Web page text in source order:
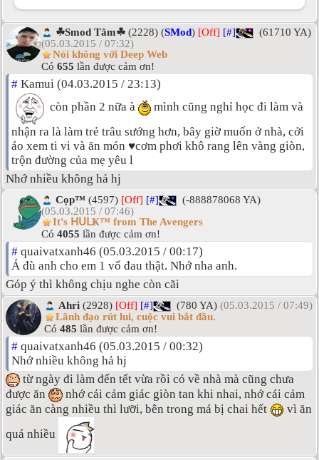
☘Smod Tâm☘ (2228) (SMod) [Off] [#]
(61710 YA)
(05.03.2015 / 07:32)
Nói không với Deep Web
Có 655 lần được cảm ơn!
# Kamui (04.03.2015 / 23:13)
còn phần 2 nữa à
mình cũng nghỉ học đi làm và
nhận ra là làm trẻ trâu sướng hơn, bây giờ muốn ở nhà, cởi
áo xem ti vi và ăn món ♥cơm phơi khô rang lên vàng giòn,
trộn đường của mẹ yêu l
Nhớ nhiều không hả hj
Cọp™ (4597) [Off] [#]
(-888878068 YA)
(05.03.2015 / 07:46)
It's ᕼᑌᒪҜ™ from The Avengers
Có 4055 lần được cảm ơn!
# quaivatxanh46 (05.03.2015 / 00:17)
Á đù anh cho em 1 vố đau thật. Nhớ nha anh.
Góp ý thì không chịu nghe còn cãi
Ahri (2928) [Off] [#] (780 YA) (05.03.2015 / 07:49)
Lãnh đạo rút lui, cuộc vui bắt đầu.
Có 485 lần được cảm ơn!
# quaivatxanh46 (05.03.2015 / 00:32)
Nhớ nhiều không hả hj
từ ngày đi làm đến tết vừa rồi có về nhà mà cũng chưa
được ăn
nhớ cái cảm giác giòn tan khi nhai, nhớ cái cảm
giác ăn càng nhiều thì lưỡi, bên trong má bị chai hết
vì ăn
quá nhiều